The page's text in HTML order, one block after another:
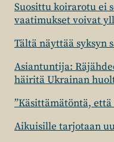
Suosittu koirarotu ei
vaatimukset voivat
Tältä näyttää syksyn
Asiantuntija:
häiritä Ukrainan
”Käsittämätöntä,
Aikuisille tarjotaan